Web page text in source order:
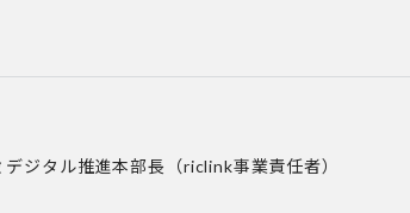
ジタル推進本部長（riclink事業責任者）